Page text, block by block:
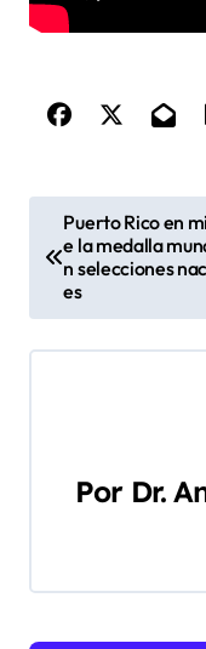
a
v
e
Puerto Rico en
e la medalla
n selecciones
es
Por Dr.